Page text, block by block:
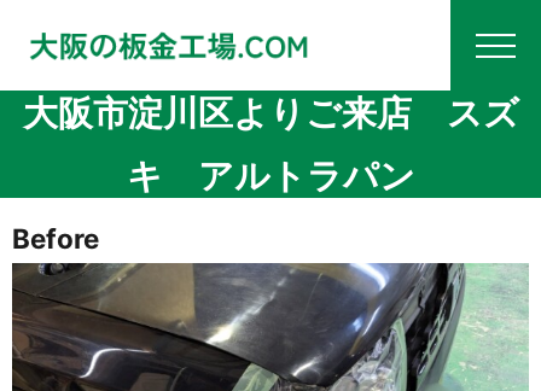
大阪市淀川区よりご来店 スズ
キ アルトラパン
Before